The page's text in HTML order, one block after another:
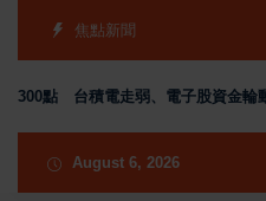
焦點新聞
點 台積電走弱、電子股資金輪動延續
August 6, 2026